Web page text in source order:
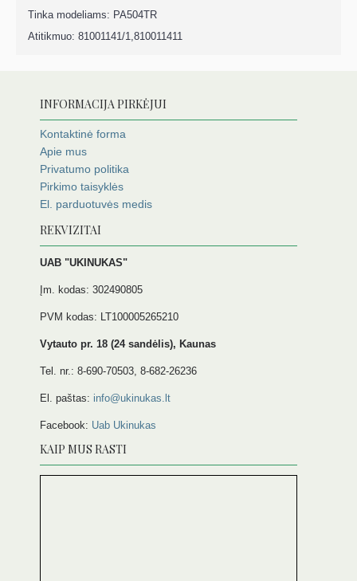
Tinka modeliams: PA504TR
Atitikmuo: 81001141/1,810011411
INFORMACIJA PIRKĖJUI
Kontaktinė forma
Apie mus
Privatumo politika
Pirkimo taisyklės
El. parduotuvės medis
REKVIZITAI
UAB "UKINUKAS"
Įm. kodas: 302490805
PVM kodas: LT100005265210
Vytauto pr. 18 (24 sandėlis), Kaunas
Tel. nr.: 8-690-70503, 8-682-26236
El. paštas: info@ukinukas.lt
Facebook: Uab Ukinukas
KAIP MUS RASTI